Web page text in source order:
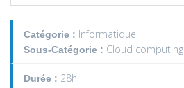
Catégorie : Informatique
Sous-Catégorie : Cloud computing
Durée : 28h